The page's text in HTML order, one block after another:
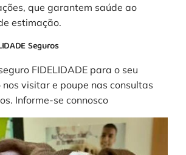
que garantem saúde ao
estimação.
Seguros
FIDELIDADE para o seu
nos visitar e poupe nas consultas
Informe-se connosco